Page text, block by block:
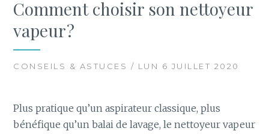
Comment choisir son nettoyeur
vapeur ?
CONSEILS & ASTUCES / LUN 6 JUILLET 2020
Plus pratique qu’un aspirateur classique, plus
bénéfique qu’un balai de lavage, le nettoyeur vapeur